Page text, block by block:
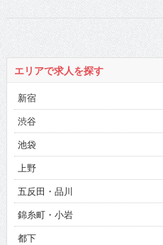
エリアで求人を探す
新宿
渋谷
池袋
上野
五反田・品川
錦糸町・小岩
都下